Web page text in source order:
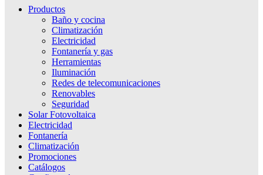
Productos
Baño y cocina
Climatización
Electricidad
Fontanería y gas
Herramientas
Iluminación
Redes de telecomunicaciones
Renovables
Seguridad
Solar Fotovoltaica
Electricidad
Fontanería
Climatización
Promociones
Catálogos